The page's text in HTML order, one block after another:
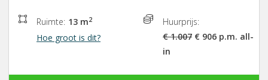
Ruimte: 13 m2
Hoe groot is dit?
Huurprijs:
€ 1.007 € 906 p.m. all-
in